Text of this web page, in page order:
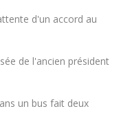
d'un accord au
de l'ancien président
un bus fait deux